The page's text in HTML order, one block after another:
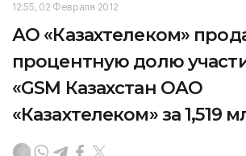
12:55, 02 Февраля 2012
АО «Казахтелеком»
процентную долю
«GSM Казахстан ОАО
«Казахтелеком» за 1,519